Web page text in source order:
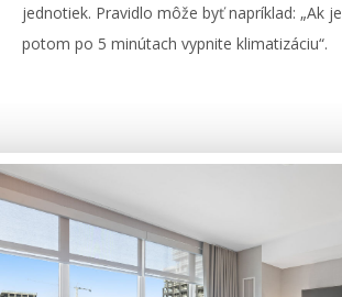
jednotiek. Pravidlo môže byť napríklad: „Ak
potom po 5 minútach vypnite klimatizáciu“.